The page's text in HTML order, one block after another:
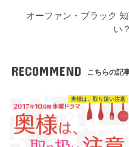
オーファン・ブラック
い
RECOMMEND こちらの記
奥様は、取り扱い注意